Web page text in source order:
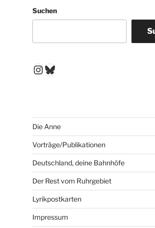
Suchen
Instagram
Bluesky
Die Anne
Vorträge/Publikationen
Deutschland, deine Bahnhöfe
Der Rest vom Ruhrgebiet
Lyrikpostkarten
Impressum